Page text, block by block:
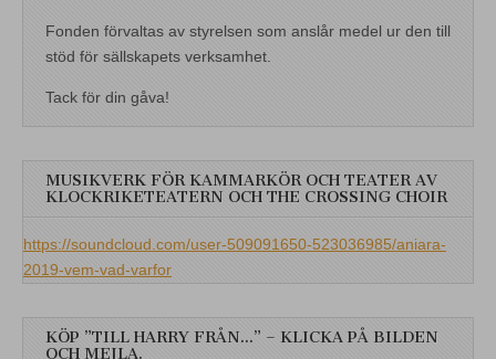
Fonden förvaltas av styrelsen som anslår medel ur den till
stöd för sällskapets verksamhet.
Tack för din gåva!
MUSIKVERK FÖR KAMMARKÖR OCH TEATER AV
KLOCKRIKETEATERN OCH THE CROSSING CHOIR
https://soundcloud.com/user-509091650-523036985/aniara-
2019-vem-vad-varfor
KÖP ”TILL HARRY FRÅN…” – KLICKA PÅ BILDEN
OCH MEJLA.